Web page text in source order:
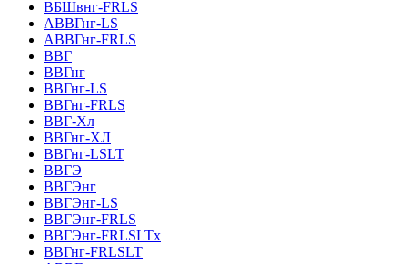
ВБШвнг-FRLS
АВВГнг-LS
АВВГнг-FRLS
ВВГ
ВВГнг
ВВГнг-LS
ВВГнг-FRLS
ВВГ-Хл
ВВГнг-ХЛ
ВВГнг-LSLT
ВВГЭ
ВВГЭнг
ВВГЭнг-LS
ВВГЭнг-FRLS
ВВГЭнг-FRLSLTх
ВВГнг-FRLSLT